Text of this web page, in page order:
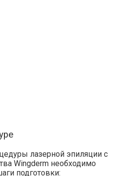
лазерной эпиляции с
Wingderm необходимо
подготовки: